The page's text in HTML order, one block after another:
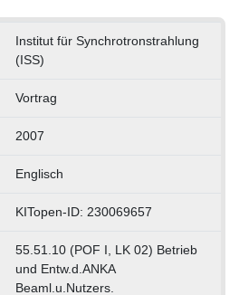
Institut für Synchrotronstrahlung
(ISS)
Vortrag
2007
Englisch
KITopen-ID: 230069657
55.51.10 (POF I, LK 02) Betrieb
und Entw.d.ANKA
Beaml.u.Nutzers.